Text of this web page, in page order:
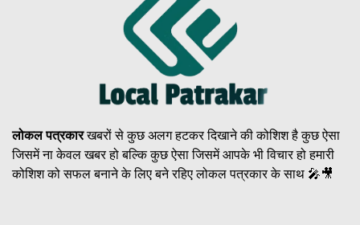
लोकल पत्रकारखबरों से कुछ अलग हटकर दिखाने की कोशिश है कुछ ऐसा
जिसमें ना केवल खबर हो बल्कि कुछ ऐसा जिसमें आपके भी विचार हो हमारी
कोशिश को सफल बनाने के लिए बने रहिए लोकल पत्रकार के साथ 🎤🎥